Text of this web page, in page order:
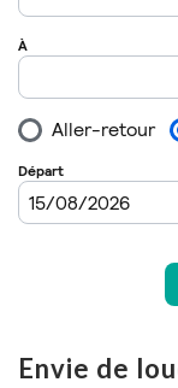
Envie de